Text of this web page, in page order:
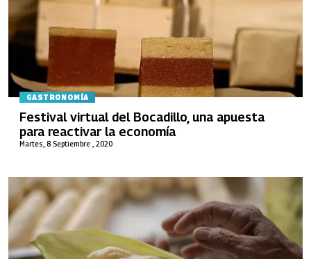
GASTRONOMÍA
Martes, 8 Septiembre , 2020
Festival virtual del Bocadillo, una apuesta
para reactivar la economía